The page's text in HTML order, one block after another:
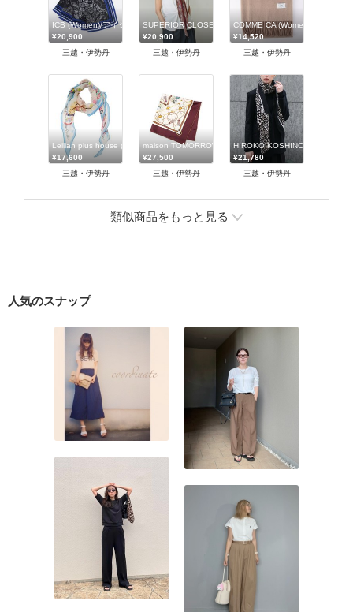
ICB (Women)/アイシービー
¥20,900
三越・伊勢丹
SUPERIOR CLOSET (Women)/スーペリアクローゼット
¥20,900
三越・伊勢丹
COMME CA (Women)/コムサ
¥14,520
三越・伊勢丹
Leilian plus house (Women/大きいサイズ)/レリアン プラスハウス
¥17,600
三越・伊勢丹
maison TOMORROWLAND/メゾン トゥモローランド
¥27,500
三越・伊勢丹
HIROKO KOSHINO (Women)/ヒ
¥21,780
三越・伊勢丹
類似商品をもっと見る
人気のスナップ